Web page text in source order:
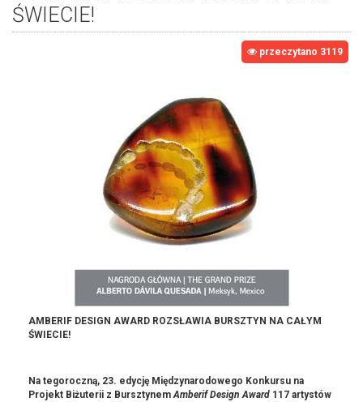
ŚWIECIE!
przeczytano 3119
AMBERIF DESIGN AWARD ROZSŁAWIA BURSZTYN NA CAŁYM
ŚWIECIE!
Na tegoroczną, 23. edycję Międzynarodowego Konkursu na
Projekt Biżuterii z BursztynemAmberif Design Award 117 artystów